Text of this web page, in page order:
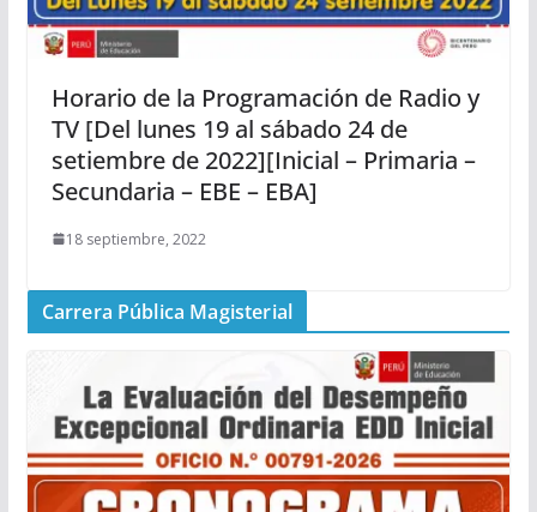
Horario de la Programación de Radio y
TV [Del lunes 19 al sábado 24 de
setiembre de 2022][Inicial – Primaria –
Secundaria – EBE – EBA]
18 septiembre, 2022
Carrera Pública Magisterial